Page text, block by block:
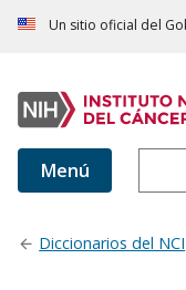
Un sitio oficial del
Menú
Diccionarios del NCI